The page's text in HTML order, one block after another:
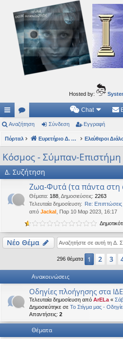
Ιδεογραφήματα
Αυτός ο τόπος φιλοδοξεί να ανοίγει μονοπάτια για
Hosted by:
ρή
γο
ρε
ς
νδ
.
Συ
τή
ις
Chat
Αναζήτηση Σύνδεση Εγγραφή
Πόρταλ Ευρετήριο Δ. Συζήτησης Ελεύθεροι
Κόσμος - Σύμπαν-Επιστήμη
Δ. Συζήτηση
Ζωα-Φυτά (τα πάντα στη
Θέματα: 188 Δημοσιεύσεις: 2263
Τελευταία δημοσίευση: Re:
από Jackal , Παρ 10 Μαρ 2023, 16:17
Νέο Θέμα
296 θέματα 1 2 3
Ανακοινώσεις
Οδηγίες πλοήγησης στα
Τελευταία δημοσίευση από ArELa «
Δημοσιεύτηκε σε Το Στίγμα μας -
Απαντήσεις: 2
Θέματα